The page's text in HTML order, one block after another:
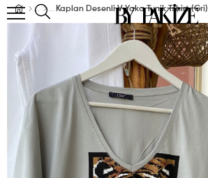
Kaplan Desenli V Yaka Tunik Tshirt (Gri)